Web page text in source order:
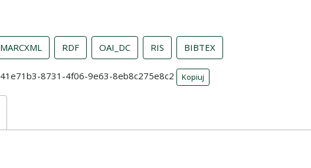
MARCXML RDF OAI_DC RIS BIBTEX
8731-4f06-9e63-8eb8c275e8c2 Kopiuj